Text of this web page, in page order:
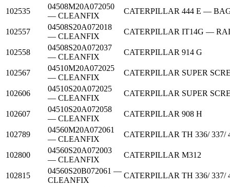
102535
04508M20A072050
— CLEANFIX
CATERPILLAR 444 E —
102557
04508S20A072018
— CLEANFIX
CATERPILLAR IT14G —
102558
04508S20A072037
— CLEANFIX
CATERPILLAR 914 G
102567
04510M20A072025
— CLEANFIX
CATERPILLAR SUPER
102606
04510S20A072025
— CLEANFIX
CATERPILLAR SUPER
102607
04510S20A072058
— CLEANFIX
CATERPILLAR 908 H
102789
04560M20A072061
— CLEANFIX
CATERPILLAR TH 336/ 337/
102800
04560S20A072003
— CLEANFIX
CATERPILLAR M312
102815
04560S20B072061 —
CLEANFIX
CATERPILLAR TH 336/ 337/